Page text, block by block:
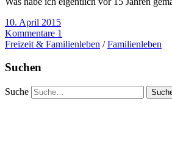
10. April 2015
Kommentare 1
Freizeit & Familienleben /Familienleben
Suchen
Suche